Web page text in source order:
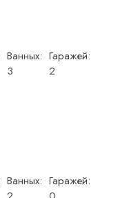
Ванных:
3
Гаражей:
2
Ванных: Гаражей: